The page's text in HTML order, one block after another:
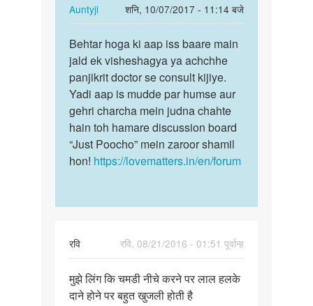
चमड़ी
लाल
by
अंकुय
Auntyji
शनि, 10/07/2017 - 11:14 बजे
In
reply
to
Mere
mutra
chidra
me
jalan…
by
Deepak
Behtar
hoga
ki
aap
iss
baare…
Behtar hoga ki aap iss baare main
jald ek visheshagya ya achchhe
panjikrit doctor se consult kijiye.
Yadi aap is mudde par humse aur
gehri charcha mein judna chahte
hain toh hamare discussion board
“Just Poocho” mein zaroor shamil
hon! https://lovematters.in/en/forum
रवि
रवि, 08/21/2016 - 01:51 पूर्वान्ह
मुझे
लिंग
मुझे लिंग कि चमडी नीचे करने पर लाल हलके
दाने होने पर बहुत खुजली होती है